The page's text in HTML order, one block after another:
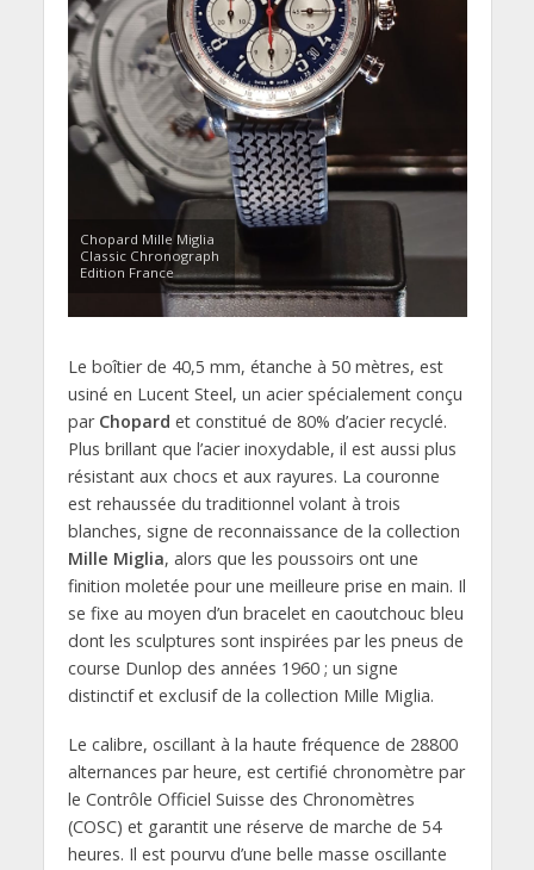
Chopard Mille Miglia
Classic Chronograph
Edition France
Le boîtier de 40,5 mm, étanche à 50 mètres, est
usiné en Lucent Steel, un acier spécialement conçu
par Chopard et constitué de 80% d’acier recyclé.
Plus brillant que l’acier inoxydable, il est aussi plus
résistant aux chocs et aux rayures. La couronne
est rehaussée du traditionnel volant à trois
blanches, signe de reconnaissance de la collection
Mille Miglia, alors que les poussoirs ont une
finition moletée pour une meilleure prise en main. Il
se fixe au moyen d’un bracelet en caoutchouc bleu
dont les sculptures sont inspirées par les pneus de
course Dunlop des années 1960 ; un signe
distinctif et exclusif de la collection Mille Miglia.
Le calibre, oscillant à la haute fréquence de 28800
alternances par heure, est certifié chronomètre par
le Contrôle Officiel Suisse des Chronomètres
(COSC) et garantit une réserve de marche de 54
heures. Il est pourvu d’une belle masse oscillante